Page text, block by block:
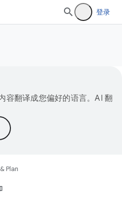
登录
容翻译成您偏好的语言。AI 翻
Plan